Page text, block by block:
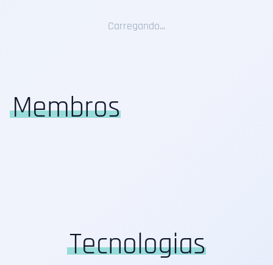
Carregando...
Membros
Tecnologias